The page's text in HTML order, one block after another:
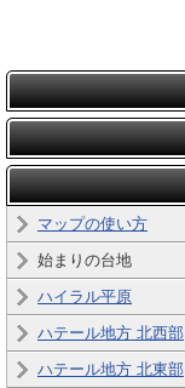
マップの使い方
始まりの台地
ハイラル平原
ハテール地方 北西部
ハテール地方 北東部